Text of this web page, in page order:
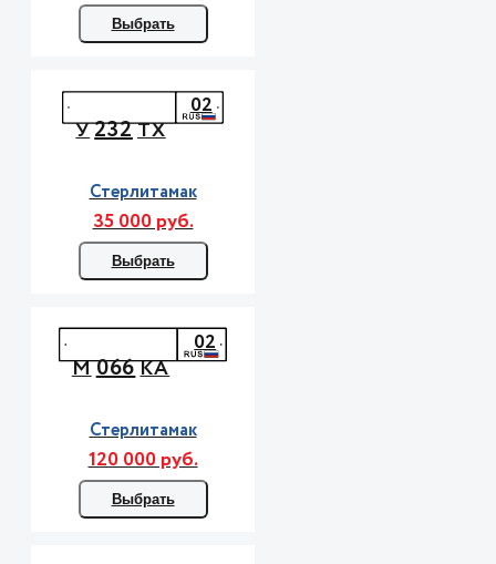
Выбрать
У232ТХ
02
Стерлитамак
35 000 руб.
Выбрать
М066КА
02
Стерлитамак
120 000 руб.
Выбрать